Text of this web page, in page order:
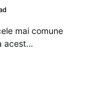
mai comune
acest…